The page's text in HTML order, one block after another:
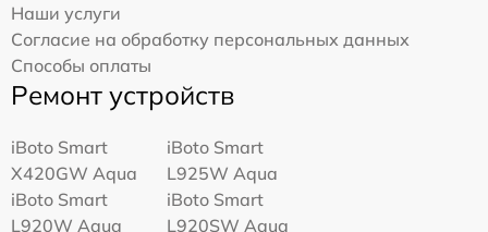
Наши услуги
Согласие на обработку персональных данных
Способы оплаты
Ремонт устройств
iBoto Smart
Х420GW Aqua
iBoto Smart
L925W Aqua
iBoto Smart
L920W Aqua
iBoto Smart
L920SW Aqua